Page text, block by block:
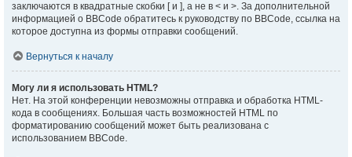
заключаются в квадратные скобки [ и ], а не в < и >. За дополнительной
информацией о BBCode обратитесь к руководству по BBCode, ссылка на
которое доступна из формы отправки сообщений.
Вернуться к началу
Могу ли я использовать HTML?
Нет. На этой конференции невозможны отправка и обработка HTML-
кода в сообщениях. Большая часть возможностей HTML по
форматированию сообщений может быть реализована с
использованием BBCode.